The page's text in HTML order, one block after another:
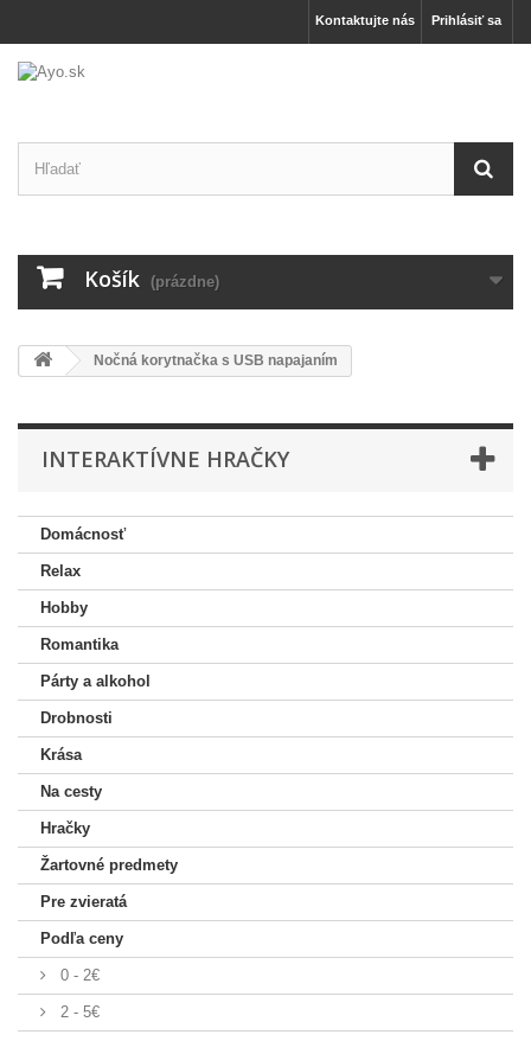
Prihlásiť sa
Kontaktujte nás
Košík (prázdne)
Nočná korytnačka s USB napajaním
INTERAKTÍVNE HRAČKY
Domácnosť
Relax
Hobby
Romantika
Párty a alkohol
Drobnosti
Krása
Na cesty
Hračky
Žartovné predmety
Pre zvieratá
Podľa ceny
0 - 2€
2 - 5€